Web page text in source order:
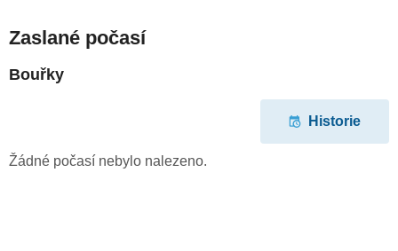
Zaslané počasí
Bouřky
Historie
Žádné počasí nebylo nalezeno.